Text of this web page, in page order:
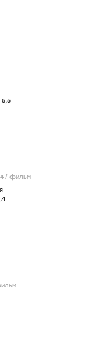
5,5
/ фильм
,4